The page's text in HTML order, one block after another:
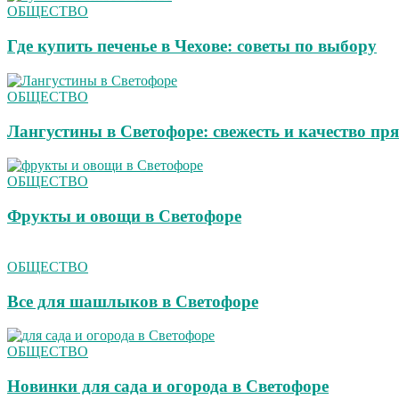
ОБЩЕСТВО
Где купить печенье в Чехове: советы по выбору
ОБЩЕСТВО
Лангустины в Светофоре: свежесть и качество
ОБЩЕСТВО
Фрукты и овощи в Светофоре
ОБЩЕСТВО
Все для шашлыков в Светофоре
ОБЩЕСТВО
Новинки для сада и огорода в Светофоре